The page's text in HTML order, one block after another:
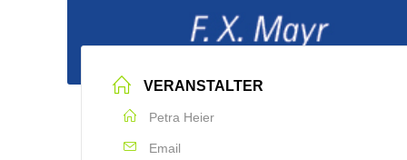
VERANSTALTER
Petra Heier
Email